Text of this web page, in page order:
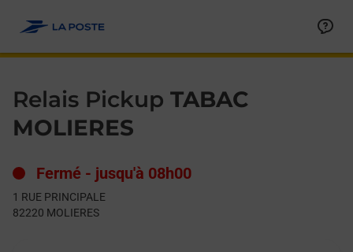
Relais Pickup TABAC
MOLIERES
Fermé - jusqu'à 08h00
1 RUE PRINCIPALE
82220 MOLIERES